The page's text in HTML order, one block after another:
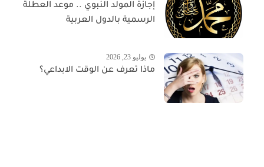
إجازة المولد النبوي .. موعد العطلة
الرسمية بالدول العربية
يوليو 23, 2026
ماذا تعرف عن الوقت الابداعي؟